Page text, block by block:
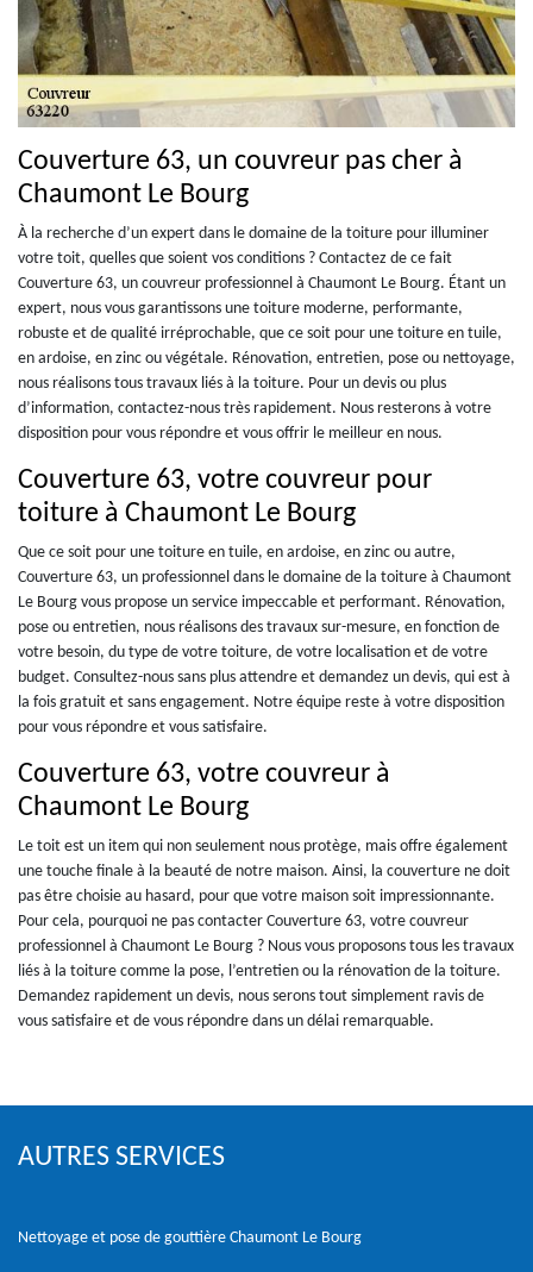
Couverture 63, un couvreur pas cher à
Chaumont Le Bourg
À la recherche d’un expert dans le domaine de la toiture pour illuminer
votre toit, quelles que soient vos conditions ? Contactez de ce fait
Couverture 63, un couvreur professionnel à Chaumont Le Bourg. Étant un
expert, nous vous garantissons une toiture moderne, performante,
robuste et de qualité irréprochable, que ce soit pour une toiture en tuile,
en ardoise, en zinc ou végétale. Rénovation, entretien, pose ou nettoyage,
nous réalisons tous travaux liés à la toiture. Pour un devis ou plus
d’information, contactez-nous très rapidement. Nous resterons à votre
disposition pour vous répondre et vous offrir le meilleur en nous.
Couverture 63, votre couvreur pour
toiture à Chaumont Le Bourg
Que ce soit pour une toiture en tuile, en ardoise, en zinc ou autre,
Couverture 63, un professionnel dans le domaine de la toiture à Chaumont
Le Bourg vous propose un service impeccable et performant. Rénovation,
pose ou entretien, nous réalisons des travaux sur-mesure, en fonction de
votre besoin, du type de votre toiture, de votre localisation et de votre
budget. Consultez-nous sans plus attendre et demandez un devis, qui est à
la fois gratuit et sans engagement. Notre équipe reste à votre disposition
pour vous répondre et vous satisfaire.
Couverture 63, votre couvreur à
Chaumont Le Bourg
Le toit est un item qui non seulement nous protège, mais offre également
une touche finale à la beauté de notre maison. Ainsi, la couverture ne doit
pas être choisie au hasard, pour que votre maison soit impressionnante.
Pour cela, pourquoi ne pas contacter Couverture 63, votre couvreur
professionnel à Chaumont Le Bourg ? Nous vous proposons tous les travaux
liés à la toiture comme la pose, l’entretien ou la rénovation de la toiture.
Demandez rapidement un devis, nous serons tout simplement ravis de
vous satisfaire et de vous répondre dans un délai remarquable.
AUTRES SERVICES
Nettoyage et pose de gouttière Chaumont Le Bourg